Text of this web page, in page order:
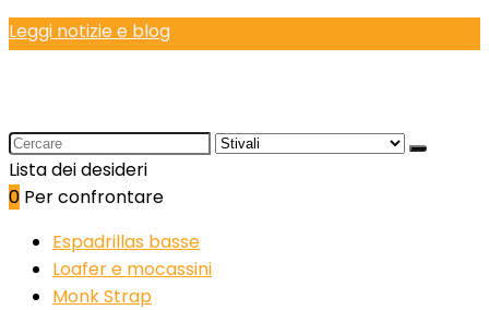
Leggi notizie e blog
Search
for:
Lista dei desideri
0 Per confrontare
Espadrillas basse
Loafer e mocassini
Monk Strap